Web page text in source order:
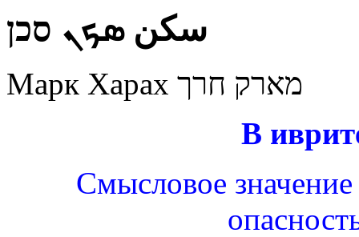
سكن ܣܟܢ סכן
Марк Харах מארק חרך
В
Смысловое